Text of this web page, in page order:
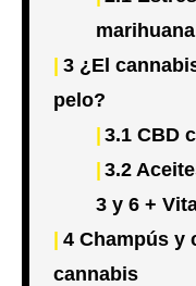
marihuana
3¿El
pelo?
3.1 CBD
3.2
3 y 6 +
4Champús y
cannabis